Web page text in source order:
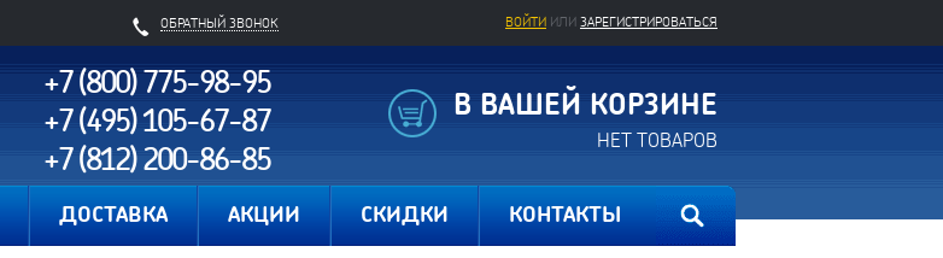
ОБРАТНЫЙ ЗВОНОК ВОЙТИ ИЛИ ЗАРЕГИСТРИРОВАТЬСЯ
+7 (800) 775-98-95
+7 (495) 105-67-87
+7 (812) 200-86-85
В ВАШЕЙ КОРЗИНЕ
НЕТ ТОВАРОВ
ДОСТАВКА АКЦИИ СКИДКИ КОНТАКТЫ